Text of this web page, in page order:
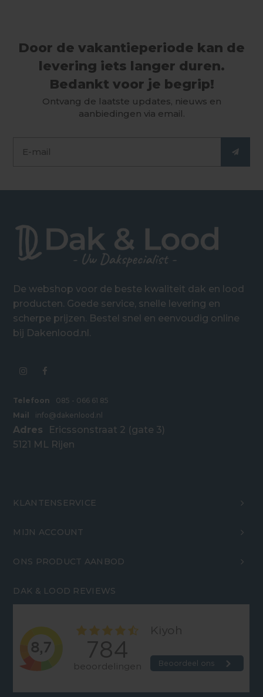
Door de vakantieperiode kan de
levering iets langer duren.
Bedankt voor je begrip!
Ontvang de laatste updates, nieuws en
aanbiedingen via email.
De webshop voor de beste kwaliteit dak en lood
producten. Goede service, snelle levering en
scherpe prijzen. Bestel snel en eenvoudig online
bij Dakenlood.nl.
Telefoon
085 - 066 61 85
Mail
info@dakenlood.nl
Adres
Ericssonstraat 2 (gate 3)
5121 ML Rijen
KLANTENSERVICE
MIJN ACCOUNT
ONS PRODUCT AANBOD
DAK & LOOD REVIEWS